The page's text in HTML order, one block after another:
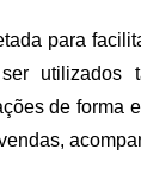
para
utilizados
de forma